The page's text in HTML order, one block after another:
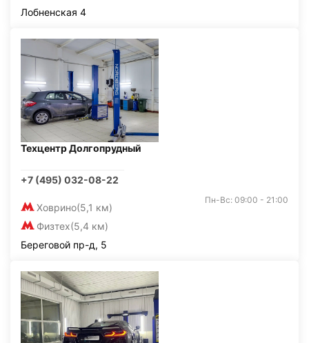
Лобненская 4
Техцентр Долгопрудный
+7 (495) 032-08-22
Ховрино(5,1 км)
Физтех(5,4 км)
Пн-Вс: 09:00 - 21:00
Береговой пр-д, 5